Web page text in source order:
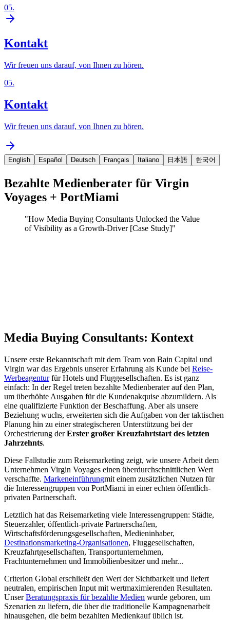
05.
Kontakt
Wir freuen uns darauf, von Ihnen zu hören.
05.
Kontakt
Wir freuen uns darauf, von Ihnen zu hören.
English Español Deutsch Français Italiano 日本語 한국어
Bezahlte Medienberater für Virgin
Voyages + PortMiami
"How Media Buying Consultants Unlocked the Value
of Visibility as a Growth-Driver [Case Study]"
Media Buying Consultants: Kontext
Unsere erste Bekanntschaft mit dem Team von Bain Capital und
Virgin war das Ergebnis unserer Erfahrung als Kunde bei Reise-
Werbeagenturfür Hotels und Fluggesellschaften. Es ist ganz
einfach: In der Regel treten bezahlte Medienberater auf den Plan,
um überhöhte Ausgaben für die Kundenakquise abzumildern. Als
eine qualifizierte Funktion der Beschaffung. Aber als unsere
Beziehung wuchs, erweiterten sich die Aufgaben von der taktischen
Planung hin zu einer strategischeren Unterstützung bei der
Orchestrierung derErster großer Kreuzfahrtstart des letzten
Jahrzehnts.
Diese Fallstudie zum Reisemarketing zeigt, wie unsere Arbeit dem
Unternehmen Virgin Voyages einen überdurchschnittlichen Wert
verschaffte. Markeneinführungmit einem zusätzlichen Nutzen für
die Interessengruppen von PortMiami in einer echten öffentlich-
privaten Partnerschaft.
Letztlich hat das Reisemarketing viele Interessengruppen: Städte,
Steuerzahler, öffentlich-private Partnerschaften,
Wirtschaftsförderungsgesellschaften, Medieninhaber,
Destinationsmarketing-Organisationen, Fluggesellschaften,
Kreuzfahrtgesellschaften, Transportunternehmen,
Frachtunternehmen und Immobilienbesitzer und mehr...
Criterion Global erschließt den Wert der Sichtbarkeit und liefert
neutralen, empirischen Input mit wertmaximierenden Resultaten.
UnserBeratungspraxis für bezahlte Medien wurde geboren, um
Szenarien zu liefern, die über die traditionelle Kampagnenarbeit
hinausgehen, die beim bezahlten Medienkauf üblich ist.